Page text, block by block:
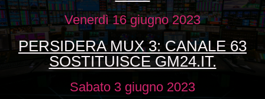
Venerdì 16 giugno 2023
PERSIDERA MUX 3: CANALE 63
SOSTITUISCE GM24.IT.
Sabato 3 giugno 2023